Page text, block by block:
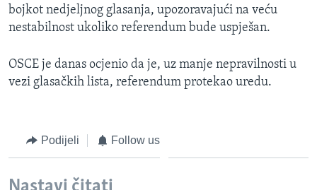
bojkot nedjeljnog glasanja, upozoravajući na veću
nestabilnost ukoliko referendum bude uspješan.
OSCE je danas ocjenio da je, uz manje nepravilnosti u
vezi glasačkih lista, referendum protekao uredu.
Podijeli Follow us